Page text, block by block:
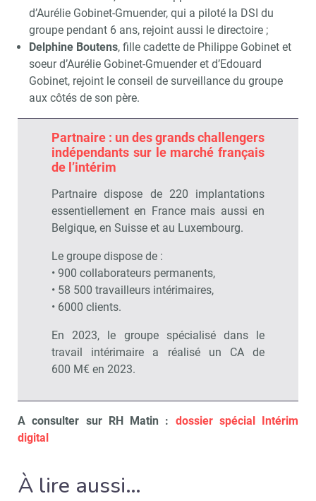
d’Aurélie Gobinet-Gmuender, qui a piloté la DSI du
groupe pendant 6 ans, rejoint aussi le directoire ;
Delphine Boutens, fille cadette de Philippe Gobinet et
soeur d’Aurélie Gobinet-Gmuender et d’Edouard
Gobinet, rejoint le conseil de surveillance du groupe
aux côtés de son père.
Partnaire : un des grands challengers
indépendants sur le marché français
de l’intérim
Partnaire dispose de 220 implantations
essentiellement en France mais aussi en
Belgique, en Suisse et au Luxembourg.
Le groupe dispose de :
• 900 collaborateurs permanents,
• 58 500 travailleurs intérimaires,
• 6000 clients.
En 2023, le groupe spécialisé dans le
travail intérimaire a réalisé un CA de
600 M€ en 2023.
A consulter sur RH Matin : dossier spécial Intérim
digital
À lire aussi…
Recevoir RH Matin
Non merci, je reçois déjà
!
Je déciderai plus